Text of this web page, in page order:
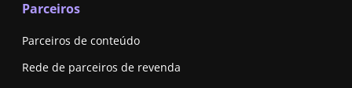
Parceiros
Parceiros de conteúdo
Rede de parceiros de revenda